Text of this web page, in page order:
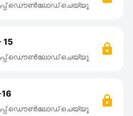
ആപ്പ് ഡൌൺലോഡ് ചെയ്യൂ
15
ആപ്പ് ഡൌൺലോഡ് ചെയ്യൂ
ആപ്പ് ഡൌൺലോഡ് ചെയ്യൂ